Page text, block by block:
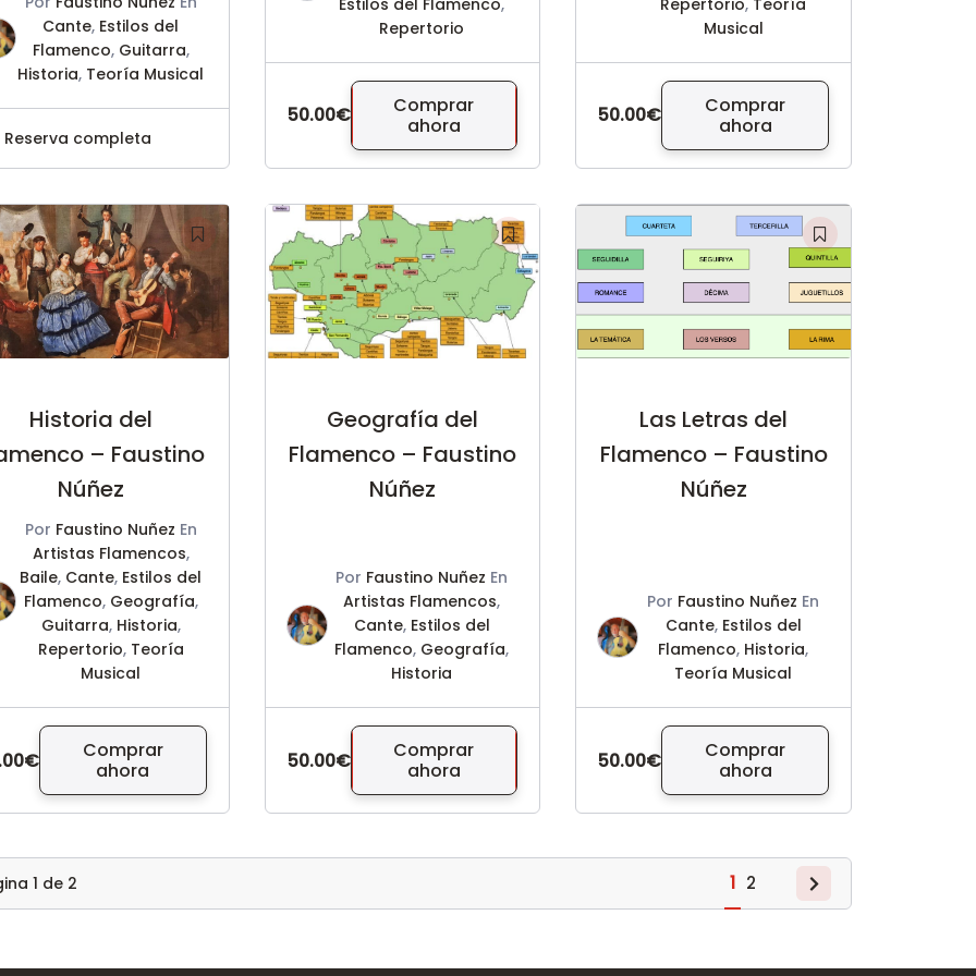
Cante, Estilos del
Flamenco, Guitarra,
Historia, Teoría Musical
Reserva completa
Repertorio
50.00€
Comprar
ahora
Musical
50.00€
Comprar
ahora
Historia del
– Faustino
Núñez
Por Faustino Nuñez En
Artistas Flamencos,
Baile, Cante, Estilos del
Flamenco, Geografía,
Guitarra, Historia,
Repertorio, Teoría
Musical
Comprar
ahora
Geografía del
Flamenco – Faustino
Núñez
Por Faustino Nuñez En
Artistas Flamencos,
Cante, Estilos del
Flamenco, Geografía,
Historia
50.00€
Comprar
ahora
Las Letras del
Flamenco – Faustino
Núñez
Por Faustino Nuñez En
Cante, Estilos del
Flamenco, Historia,
Teoría Musical
50.00€
Comprar
ahora
1 de 2 1 2